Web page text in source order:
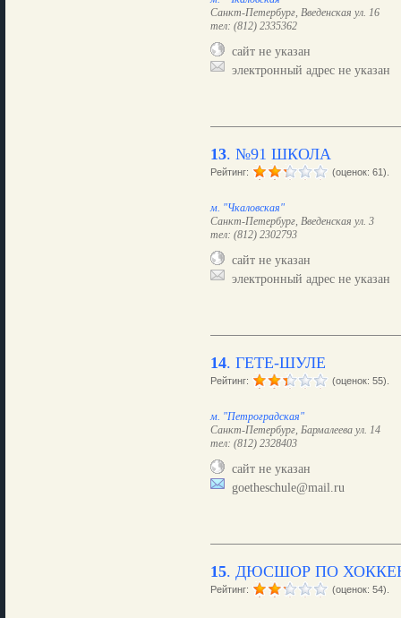
Санкт-Петербург, Введенская ул. 16
тел: (812) 2335362
сайт не указан
электронный адрес не указан
13. №91 ШКОЛА
Рейтинг: (оценок: 61).
м. "Чкаловская"
Санкт-Петербург, Введенская ул. 3
тел: (812) 2302793
сайт не указан
электронный адрес не указан
14. ГЕТЕ-ШУЛЕ
Рейтинг: (оценок: 55).
м. "Петроградская"
Санкт-Петербург, Бармалеева ул. 14
тел: (812) 2328403
сайт не указан
goetheschule@mail.ru
15. ДЮСШОР ПО
Рейтинг: (оценок: 54).